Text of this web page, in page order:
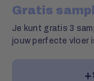
Gratis
Je kunt gratis 3
jouw perfecte vloer